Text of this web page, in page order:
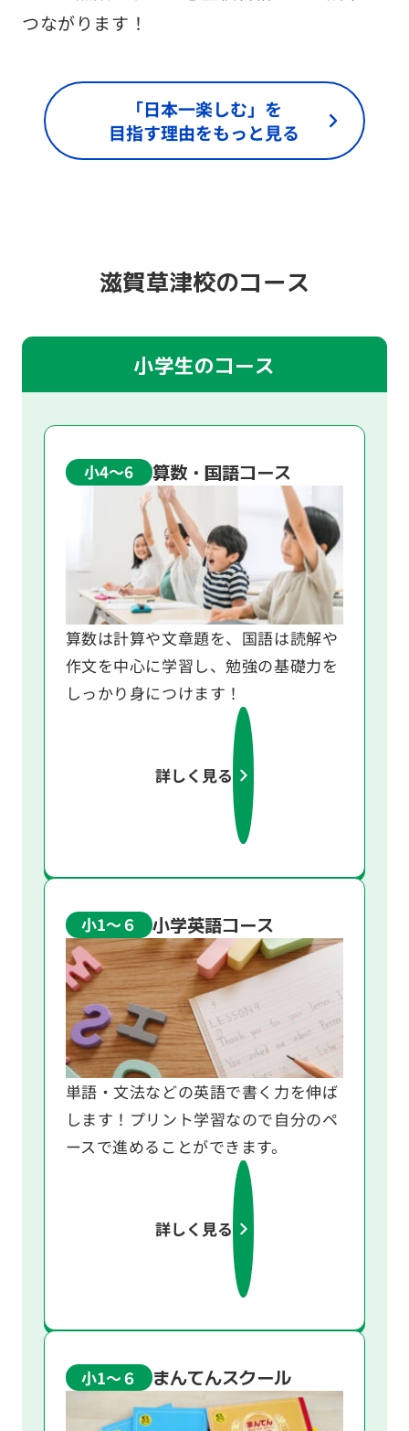
つながります！
「日本一楽しむ」を
目指す理由をもっと見る
滋賀草津校のコース
小学生のコース
小4〜6 算数・国語コース
算数は計算や文章題を、国語は読解や
作文を中心に学習し、勉強の基礎力を
しっかり身につけます！
詳しく見る
小1～６ 小学英語コース
単語・⽂法などの英語で書く力を伸ば
します！プリント学習なので自分のペ
ースで進めることができます。
詳しく見る
小1～６ まんてんスクール